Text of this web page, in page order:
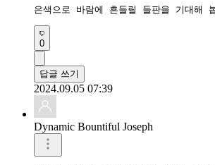
은색으로 바람에 흔들릴 들판을 기대해
0
답글 쓰기
2024.09.05 07:39
Dynamic Bountiful Joseph